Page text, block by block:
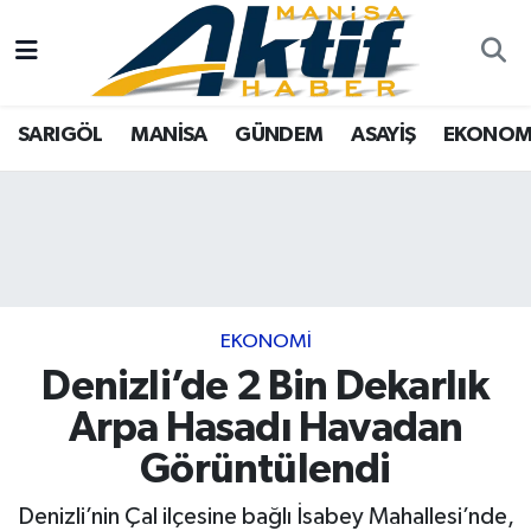
SARIGÖL MANİSA GÜNDEM ASAYİŞ
EKONOMİ
Denizli’de 2 Bin Dekarlık
Arpa Hasadı Havadan
Görüntülendi
Denizli’nin Çal ilçesine bağlı İsabey Mahallesi’nde,
Yazarlar
SARIGÖL
SPOR
TARIM
SİYASET
Türkiye
Eğitim
Kültür Sanat
Manisa
Manisa Nöbetçi Eczaneler
Süper Lig Puan Durumu ve Fikstür
Tüm Manşetler
Son Dakika Haberleri
Haber Arşivi